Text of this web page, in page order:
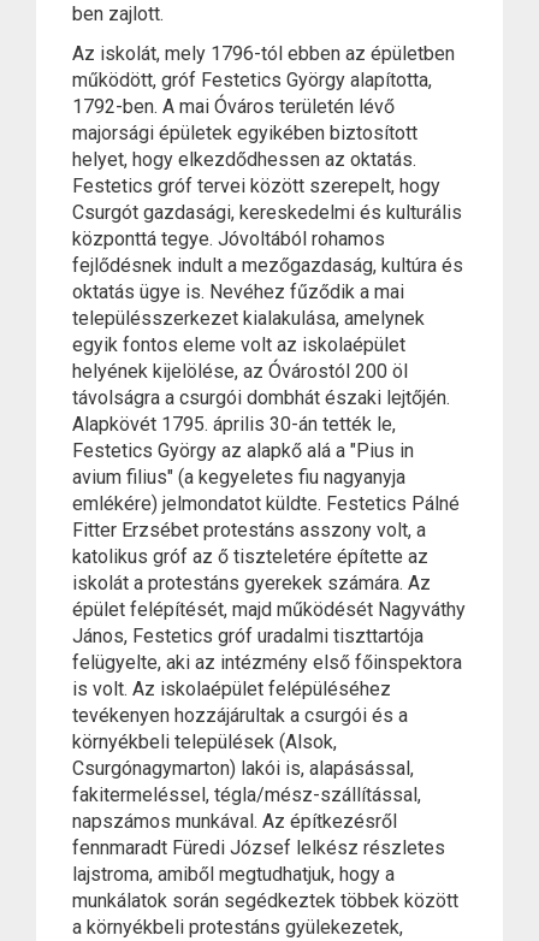
ben zajlott.
Az iskolát, mely 1796-tól ebben az épületben
működött, gróf Festetics György alapította,
1792-ben. A mai Óváros területén lévő
majorsági épületek egyikében biztosított
helyet, hogy elkezdődhessen az oktatás.
Festetics gróf tervei között szerepelt, hogy
Csurgót gazdasági, kereskedelmi és kulturális
központtá tegye. Jóvoltából rohamos
fejlődésnek indult a mezőgazdaság, kultúra és
oktatás ügye is. Nevéhez fűződik a mai
településszerkezet kialakulása, amelynek
egyik fontos eleme volt az iskolaépület
helyének kijelölése, az Óvárostól 200 öl
távolságra a csurgói dombhát északi lejtőjén.
Alapkövét 1795. április 30-án tették le,
Festetics György az alapkő alá a "Pius in
avium filius" (a kegyeletes fiu nagyanyja
emlékére) jelmondatot küldte. Festetics Pálné
Fitter Erzsébet protestáns asszony volt, a
katolikus gróf az ő tiszteletére építette az
iskolát a protestáns gyerekek számára. Az
épület felépítését, majd működését Nagyváthy
János, Festetics gróf uradalmi tiszttartója
felügyelte, aki az intézmény első főinspektora
is volt. Az iskolaépület felépüléséhez
tevékenyen hozzájárultak a csurgói és a
környékbeli települések (Alsok,
Csurgónagymarton) lakói is, alapásással,
fakitermeléssel, tégla/mész-szállítással,
napszámos munkával. Az építkezésről
fennmaradt Füredi József lelkész részletes
lajstroma, amiből megtudhatjuk, hogy a
munkálatok során segédkeztek többek között
a környékbeli protestáns gyülekezetek,